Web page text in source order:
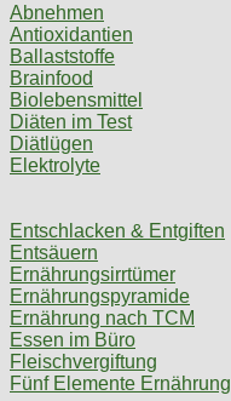
Abnehmen
Antioxidantien
Ballaststoffe
Brainfood
Biolebensmittel
Diäten im Test
Diätlügen
Elektrolyte
Entschlacken & Entgiften
Entsäuern
Ernährungsirrtümer
Ernährungspyramide
Ernährung nach TCM
Essen im Büro
Fleischvergiftung
Fünf Elemente Ernährung